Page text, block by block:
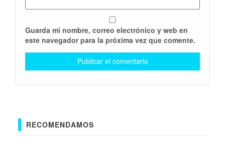
Guarda mi nombre, correo electrónico y web en
este navegador para la próxima vez que comente.
RECOMENDAMOS